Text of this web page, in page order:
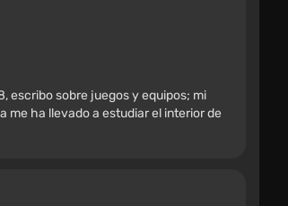
escribo sobre juegos y equipos; mi
me ha llevado a estudiar el interior de